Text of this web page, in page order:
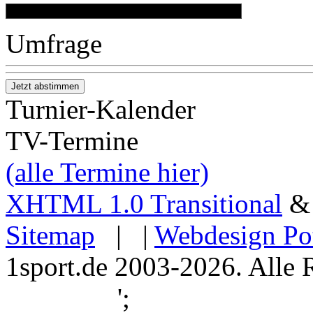
Umfrage
Turnier-Kalender
TV-Termine
(alle Termine hier)
XHTML 1.0 Transitional
Sitemap | | Webdesign
1sport.de 2003-2026. Alle
';